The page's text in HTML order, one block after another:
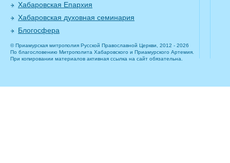
Хабаровская Епархия
Хабаровская духовная семинария
Блогосфера
© Приамурская митрополия Русской Православной Церкви, 2012 - 2026
По благословению Митрополита Хабаровского и Приамурского Артемия.
При копировании материалов активная ссылка на сайт обязательна.